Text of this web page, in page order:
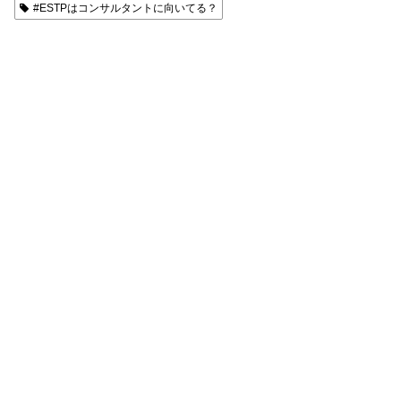
#ESTPはコンサルタントに向いてる？